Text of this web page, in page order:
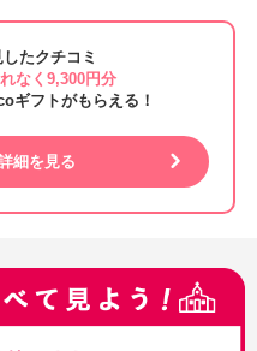
たクチコミ
なく9,300円分
ギフトがもらえる！
細を見る